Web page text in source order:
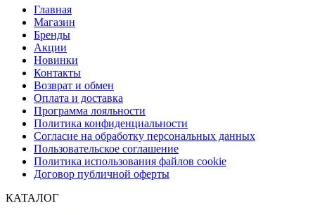
Главная
Магазин
Бренды
Акции
Новинки
Контакты
Возврат и обмен
Оплата и доставка
Программа лояльности
Политика конфиденциальности
Согласие на обработку персональных данных
Пользовательское соглашение
Политика использования файлов cookie
Договор публичной оферты
КАТАЛОГ